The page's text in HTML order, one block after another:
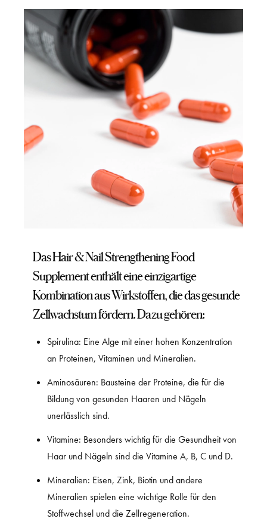
Das Hair & Nail Strengthening Food
Supplement enthält eine einzigartige
Kombination aus Wirkstoffen, die das gesunde
Zellwachstum fördern. Dazu gehören:
Spirulina: Eine Alge mit einer hohen Konzentration
an Proteinen, Vitaminen und Mineralien.
Aminosäuren: Bausteine der Proteine, die für die
Bildung von gesunden Haaren und Nägeln
unerlässlich sind.
Vitamine: Besonders wichtig für die Gesundheit von
Haar und Nägeln sind die Vitamine A, B, C und D.
Mineralien: Eisen, Zink, Biotin und andere
Mineralien spielen eine wichtige Rolle für den
Stoffwechsel und die Zellregeneration.